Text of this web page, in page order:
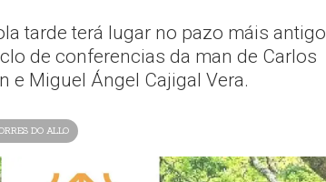
tarde terá lugar no pazo máis antigo
de conferencias da man de Carlos
e Miguel Ángel Cajigal Vera.
DO ALLO